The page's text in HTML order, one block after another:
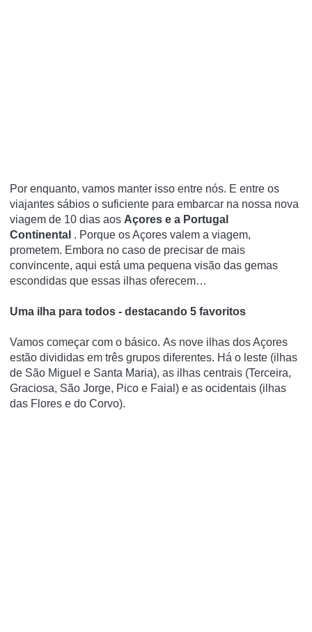
Por enquanto, vamos manter isso entre nós. E entre os
viajantes sábios o suficiente para embarcar na nossa nova
viagem de 10 dias aos Açores e a Portugal
Continental . Porque os Açores valem a viagem,
prometem. Embora no caso de precisar de mais
convincente, aqui está uma pequena visão das gemas
escondidas que essas ilhas oferecem…
Uma ilha para todos - destacando 5 favoritos
Vamos começar com o básico. As nove ilhas dos Açores
estão divididas em três grupos diferentes. Há o leste (ilhas
de São Miguel e Santa Maria), as ilhas centrais (Terceira,
Graciosa, São Jorge, Pico e Faial) e as ocidentais (ilhas
das Flores e do Corvo).